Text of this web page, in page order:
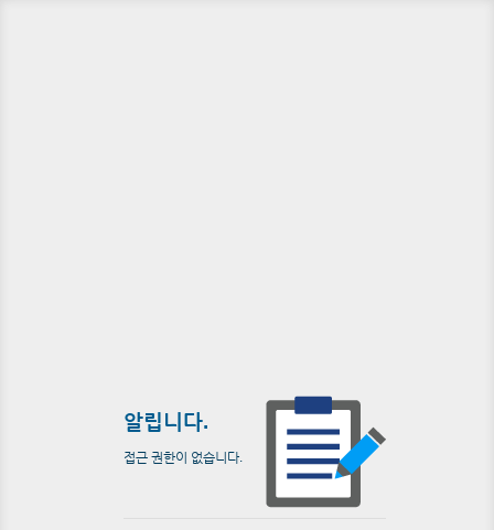
알립니다.
접근 권한이 없습니다.